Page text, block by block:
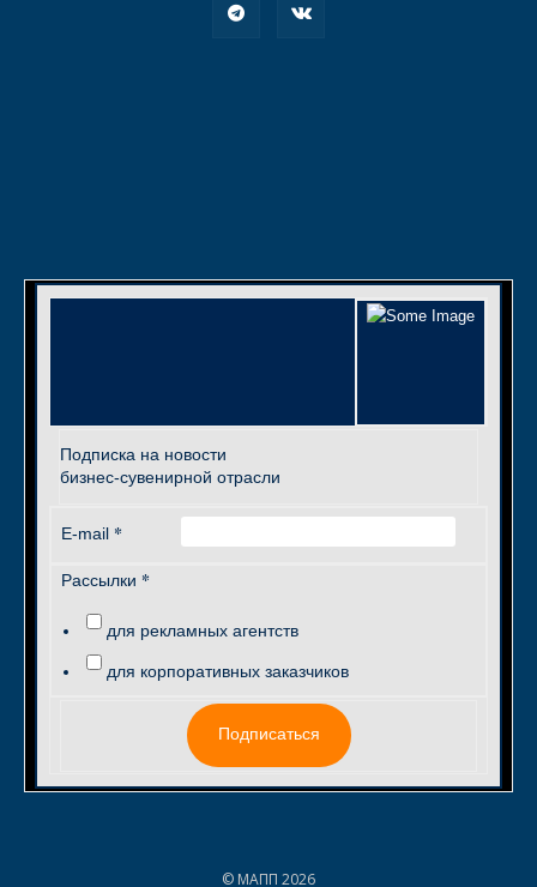
Подписка на новости
бизнес-сувенирной отрасли
E-mail *
Рассылки *
для рекламных агентств
для корпоративных заказчиков
Подписаться
© МАПП 2026